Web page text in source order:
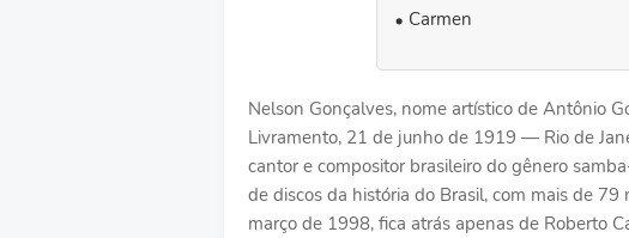
Carmen
Nelson Gonçalves, nome artístico de Antônio
Livramento, 21 de junho de 1919 — Rio de
cantor e compositor brasileiro do gênero
de discos da história do Brasil, com mais de
março de 1998, fica atrás apenas de Roberto